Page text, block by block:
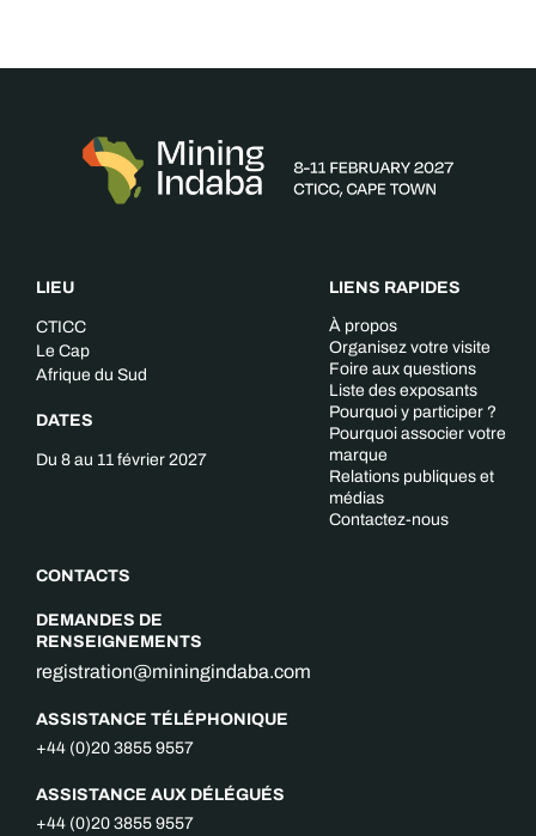
LIEU
CTICC
Le Cap
Afrique du Sud
DATES
Du 8 au 11 février 2027
CONTACTS
DEMANDES DE
RENSEIGNEMENTS
registration@miningindaba.com
ASSISTANCE TÉLÉPHONIQUE
+44 (0)20 3855 9557
ASSISTANCE AUX DÉLÉGUÉS
+44 (0)20 3855 9557
LIENS RAPIDES
À propos
Organisez votre visite
Foire aux questions
Liste des exposants
Pourquoi y participer ?
Pourquoi associer votre
marque
Relations publiques et
médias
Contactez-nous